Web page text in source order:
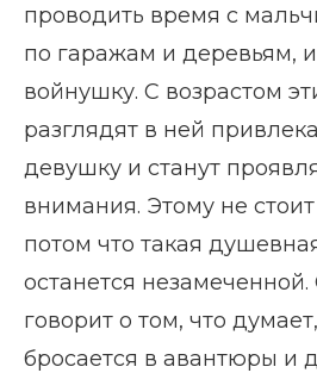
проводить время с
по гаражам и деревьям,
войнушку. С возрастом
разглядят в ней
девушку и станут
внимания. Этому не
потом что такая
останется
говорит о том, что
бросается в авантюры и